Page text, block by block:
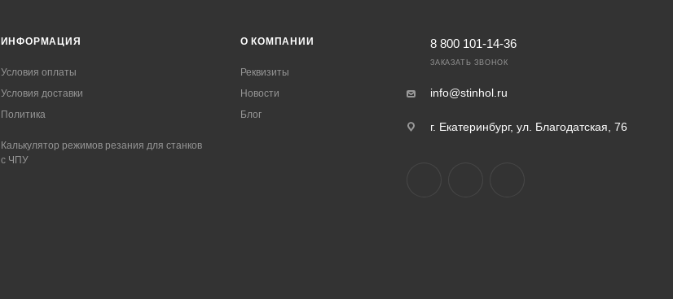
ИНФОРМАЦИЯ
Условия оплаты
Условия доставки
Политика
Калькулятор режимов резания для станков
с ЧПУ
О КОМПАНИИ
Реквизиты
Новости
Блог
8 800 101-14-36
ЗАКАЗАТЬ ЗВОНОК
info@stinhol.ru
г. Екатеринбург, ул. Благодатская, 76